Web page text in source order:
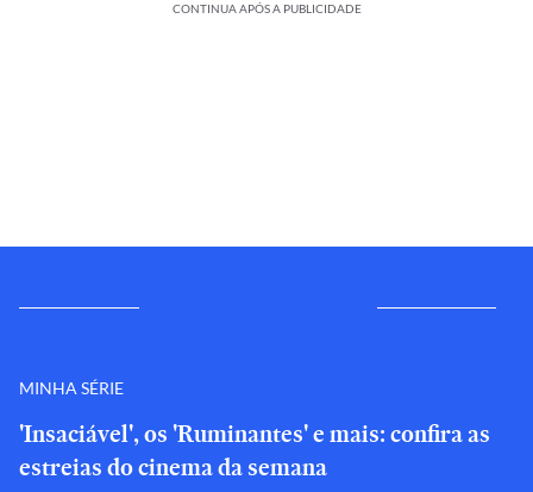
CONTINUA APÓS A PUBLICIDADE
MINHA SÉRIE
'Insaciável', os 'Ruminantes' e mais: confira as
estreias do cinema da semana